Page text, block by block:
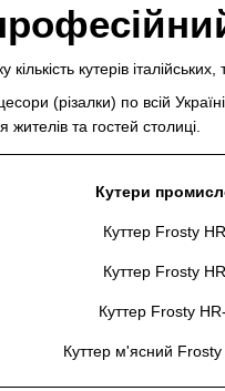
кутерів
(різалки) по всій
та гостей столиці.
Кутери
Куттер Frosty
Куттер Frosty
Куттер Frosty
Куттер м'ясний